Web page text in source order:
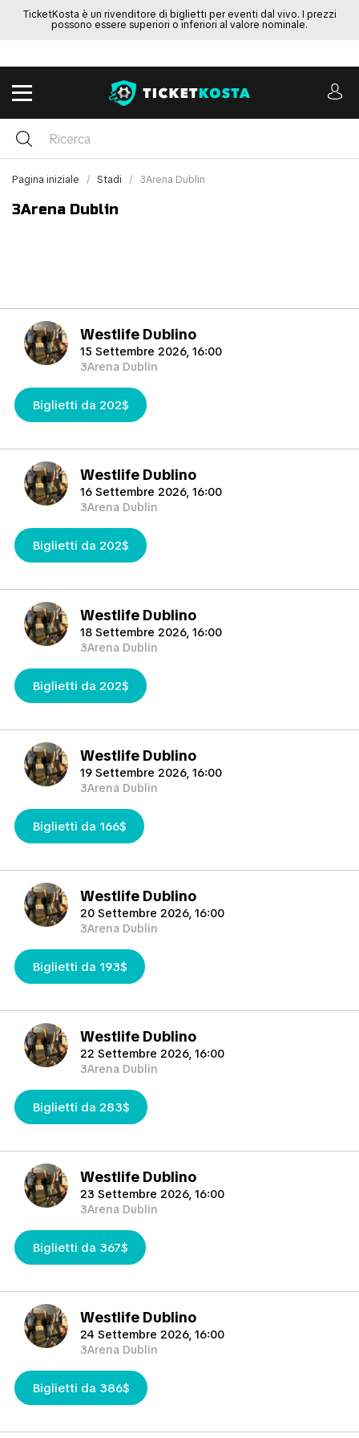
TicketKosta è un rivenditore di biglietti per eventi dal vivo. I prezzi
possono essere superiori o inferiori al valore nominale.
Pagina iniziale Stadi 3Arena Dublin
3Arena Dublin
Westlife Dublino
15 Settembre 2026, 16:00
3Arena Dublin
Biglietti da 202$
Westlife Dublino
16 Settembre 2026, 16:00
3Arena Dublin
Biglietti da 202$
Westlife Dublino
18 Settembre 2026, 16:00
3Arena Dublin
Biglietti da 202$
Westlife Dublino
19 Settembre 2026, 16:00
3Arena Dublin
Biglietti da 166$
Westlife Dublino
20 Settembre 2026, 16:00
3Arena Dublin
Biglietti da 193$
Westlife Dublino
22 Settembre 2026, 16:00
3Arena Dublin
Biglietti da 283$
Westlife Dublino
23 Settembre 2026, 16:00
3Arena Dublin
Biglietti da 367$
Westlife Dublino
24 Settembre 2026, 16:00
3Arena Dublin
Biglietti da 386$